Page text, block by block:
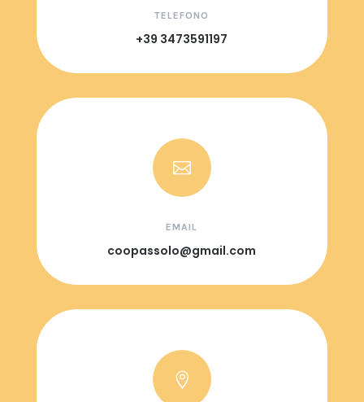
TELEFONO
+39 3473591197

EMAIL
coopassolo@gmail.com
